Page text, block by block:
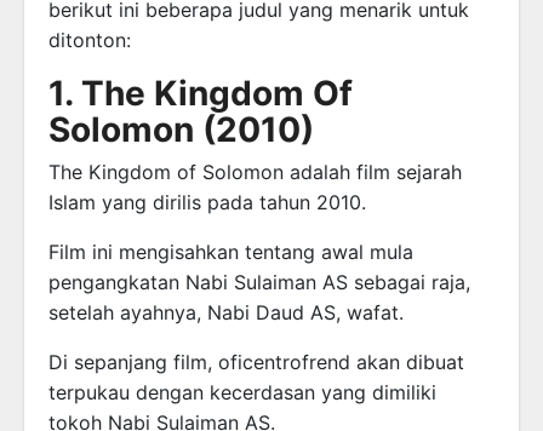
berikut ini beberapa judul yang menarik untuk
ditonton:
1. The Kingdom Of
Solomon (2010)
The Kingdom of Solomon adalah film sejarah
Islam yang dirilis pada tahun 2010.
Film ini mengisahkan tentang awal mula
pengangkatan Nabi Sulaiman AS sebagai raja,
setelah ayahnya, Nabi Daud AS, wafat.
Di sepanjang film, oficentrofrend akan dibuat
terpukau dengan kecerdasan yang dimiliki
tokoh Nabi Sulaiman AS.